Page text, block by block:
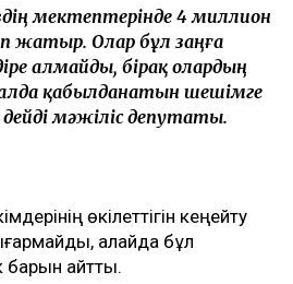
мектептерінде 4 миллион
жатыр. Олар бұл заңға
алмайды, бірақ олардың
қабылданатын шешімге
мәжіліс депутаты.
өкілеттігін кеңейту
алайда бұл
барын айтты.